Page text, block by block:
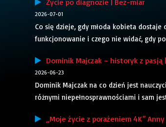
Życie po diagnozie | Bez-miar
2026-07-01
Co się dzieje, gdy młoda kobieta dostaje
funkcjonowanie i czego nie widać, gdy
Dominik Majczak – historyk z pasją
2026-06-23
Dominik Majczak na co dzień jest
różnymi niepełnosprawnościami i sam
„Moje życie z porażeniem 4K”